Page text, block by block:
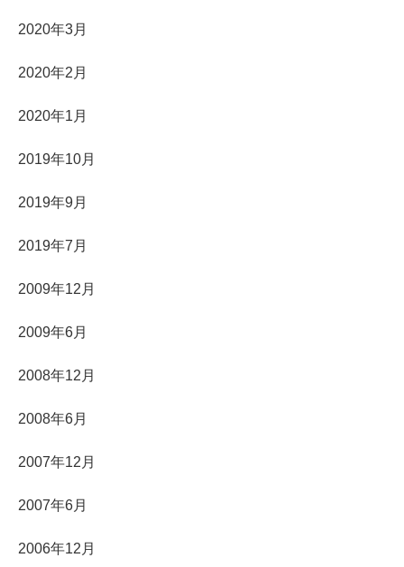
2020年3月
2020年2月
2020年1月
2019年10月
2019年9月
2019年7月
2009年12月
2009年6月
2008年12月
2008年6月
2007年12月
2007年6月
2006年12月